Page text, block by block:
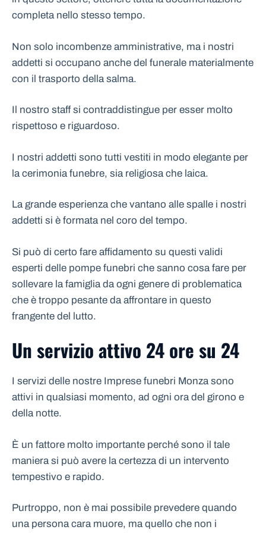
completa nello stesso tempo.
Non solo incombenze amministrative, ma i nostri
addetti si occupano anche del funerale materialmente
con il trasporto della salma.
Il nostro staff si contraddistingue per esser molto
rispettoso e riguardoso.
I nostri addetti sono tutti vestiti in modo elegante per
la cerimonia funebre, sia religiosa che laica.
La grande esperienza che vantano alle spalle i nostri
addetti si è formata nel coro del tempo.
Si può di certo fare affidamento su questi validi
esperti delle pompe funebri che sanno cosa fare per
sollevare la famiglia da ogni genere di problematica
che è troppo pesante da affrontare in questo
frangente del lutto.
Un servizio attivo 24 ore su 24
I servizi delle nostre Imprese funebri Monza sono
attivi in qualsiasi momento, ad ogni ora del girono e
della notte.
È un fattore molto importante perché sono il tale
maniera si può avere la certezza di un intervento
tempestivo e rapido.
Purtroppo, non è mai possibile prevedere quando
una persona cara muore, ma quello che non i